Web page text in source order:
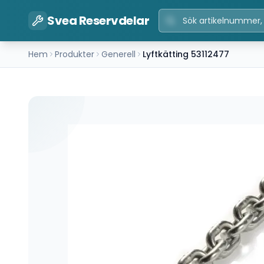
Svea Reservdelar
Hem Produkter Generell Lyftkätting 53112477